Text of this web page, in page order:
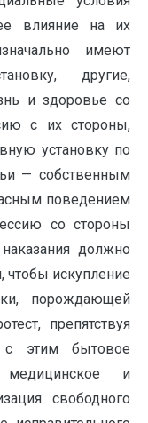
влияние на их
имеют
другие,
и здоровье со
с их стороны,
установку по
— собственным
поведением
со стороны
должно
чтобы искупление
порождающей
препятствуя
с этим бытовое
медицинское и
свободного